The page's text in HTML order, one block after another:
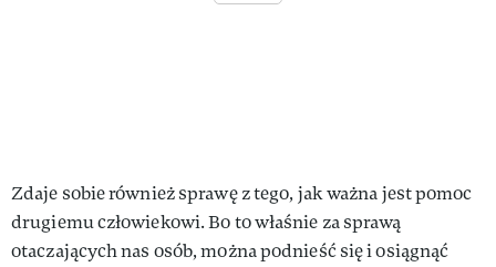
Zdaje sobie również sprawę z tego, jak ważna jest pomoc
drugiemu człowiekowi. Bo to właśnie za sprawą
otaczających nas osób, można podnieść się i osiągnąć